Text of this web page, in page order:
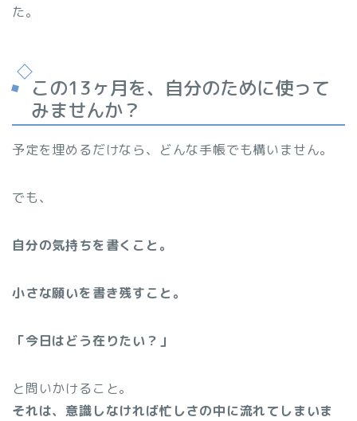
た。
この13ヶ月を、自分のために使って
みませんか？
予定を埋めるだけなら、どんな手帳でも構いません。
でも、
自分の気持ちを書くこと。
小さな願いを書き残すこと。
「今日はどう在りたい？」
と問いかけること。
それは、意識しなければ忙しさの中に流れてしまいま